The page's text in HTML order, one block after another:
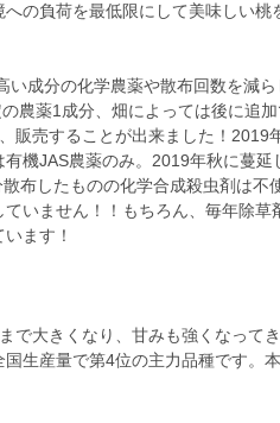
の負荷を最低限にして美味しい桃
成分の化学農薬や散布回数を減
農薬1成分、畑によっては後に追
販売することが出来ました！2019
機JAS農薬のみ。2019年秋に蔓延
布したものの化学合成殺虫剤は不
いません！！もちろん、毎年除草
ます！
大きくなり、甘みも強くなって
生産量で第4位の主力品種です。